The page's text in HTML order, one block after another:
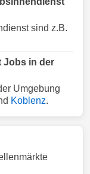
sind z.B.
Jobs in der
Umgebung
Koblenz.